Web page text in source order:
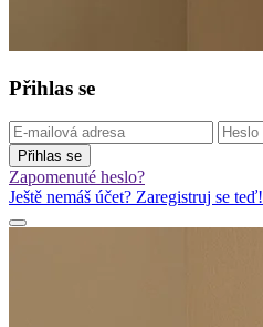
Přihlas se
Přihlas se
Zapomenuté heslo?
Ještě nemáš účet? Zaregistruj se teď!